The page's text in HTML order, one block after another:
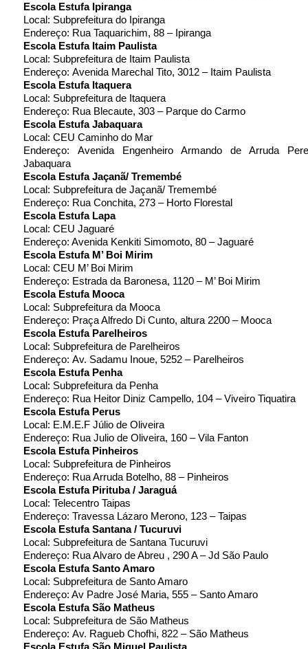
Escola Estufa Ipiranga
Local: Subprefeitura do Ipiranga
Endereço: Rua Taquarichim, 88 – Ipiranga
Escola Estufa Itaim Paulista
Local: Subprefeitura de Itaim Paulista
Endereço: Avenida Marechal Tito, 3012 – Itaim Paulista
Escola Estufa Itaquera
Local: Subprefeitura de Itaquera
Endereço: Rua Blecaute, 303 – Parque do Carmo
Escola Estufa Jabaquara
Local: CEU Caminho do Mar
Endereço: Avenida Engenheiro Armando de Arruda
Jabaquara
Escola Estufa Jaçanã/ Tremembé
Local: Subprefeitura de Jaçanã/ Tremembé
Endereço: Rua Conchita, 273 – Horto Florestal
Escola Estufa Lapa
Local: CEU Jaguaré
Endereço: Avenida Kenkiti Simomoto, 80 – Jaguaré
Escola Estufa M’ Boi Mirim
Local: CEU M’ Boi Mirim
Endereço: Estrada da Baronesa, 1120 – M’ Boi Mirim
Escola Estufa Mooca
Local: Subprefeitura da Mooca
Endereço: Praça Alfredo Di Cunto, altura 2200 – Mooca
Escola Estufa Parelheiros
Local: Subprefeitura de Parelheiros
Endereço: Av. Sadamu Inoue, 5252 – Parelheiros
Escola Estufa Penha
Local: Subprefeitura da Penha
Endereço: Rua Heitor Diniz Campello, 104 – Viveiro Tiquatira
Escola Estufa Perus
Local: E.M.E.F Júlio de Oliveira
Endereço: Rua Julio de Oliveira, 160 – Vila Fanton
Escola Estufa Pinheiros
Local: Subprefeitura de Pinheiros
Endereço: Rua Arruda Botelho, 88 – Pinheiros
Escola Estufa Pirituba / Jaraguá
Local: Telecentro Taipas
Endereço: Travessa Lázaro Merono, 123 – Taipas
Escola Estufa Santana / Tucuruvi
Local: Subprefeitura de Santana Tucuruvi
Endereço: Rua Alvaro de Abreu , 290 A – Jd São Paulo
Escola Estufa Santo Amaro
Local: Subprefeitura de Santo Amaro
Endereço: Av Padre José Maria, 555 – Santo Amaro
Escola Estufa São Matheus
Local: Subprefeitura de São Matheus
Endereço: Av. Ragueb Chofhi, 822 – São Matheus
Escola Estufa São Miguel Paulista